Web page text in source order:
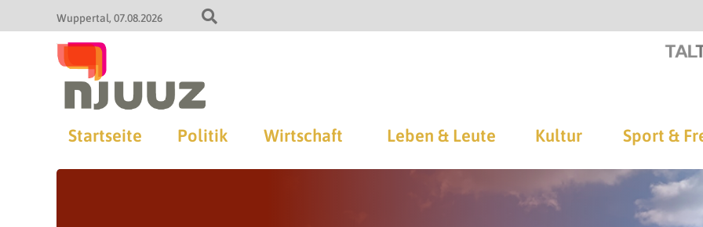
Wuppertal 07.08.2026
Startseite Politik Wirtschaft Leben & Leute Kultur Sport &